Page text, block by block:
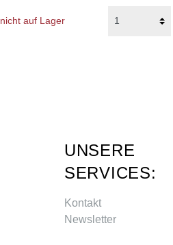
nicht auf Lager
UNSERE
SERVICES:
Kontakt
Newsletter